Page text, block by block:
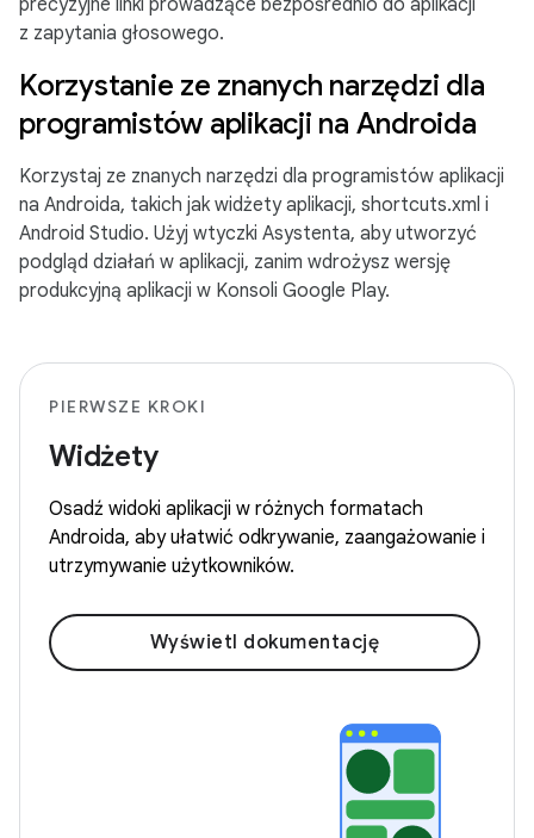
precyzyjne linki prowadzące bezpośrednio do aplikacji
z zapytania głosowego.
Korzystanie ze znanych narzędzi dla
programistów aplikacji na Androida
Korzystaj ze znanych narzędzi dla programistów aplikacji
na Androida, takich jak widżety aplikacji, shortcuts.xml i
Android Studio. Użyj wtyczki Asystenta, aby utworzyć
podgląd działań w aplikacji, zanim wdrożysz wersję
produkcyjną aplikacji w Konsoli Google Play.
PIERWSZE KROKI
Widżety
Osadź widoki aplikacji w różnych formatach
Androida, aby ułatwić odkrywanie, zaangażowanie i
utrzymywanie użytkowników.
Wyświetl dokumentację